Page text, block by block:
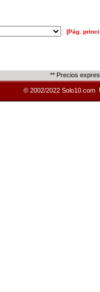
[Pág.
** Precios
© 2002/2022 Solo10.com